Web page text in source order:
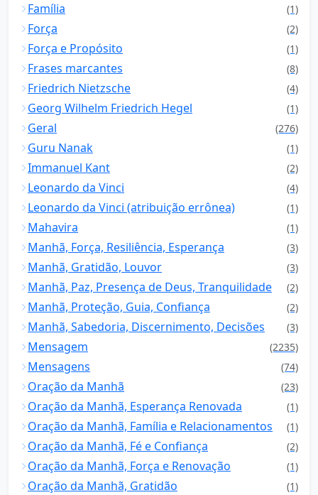
Família (1)
Força (2)
Força e Propósito (1)
Frases marcantes (8)
Friedrich Nietzsche (4)
Georg Wilhelm Friedrich Hegel (1)
Geral (276)
Guru Nanak (1)
Immanuel Kant (2)
Leonardo da Vinci (4)
Leonardo da Vinci (atribuição errônea) (1)
Mahavira (1)
Manhã, Força, Resiliência, Esperança (3)
Manhã, Gratidão, Louvor (3)
Manhã, Paz, Presença de Deus, Tranquilidade (2)
Manhã, Proteção, Guia, Confiança (2)
Manhã, Sabedoria, Discernimento, Decisões (3)
Mensagem (2235)
Mensagens (74)
Oração da Manhã (23)
Oração da Manhã, Esperança Renovada (1)
Oração da Manhã, Família e Relacionamentos (1)
Oração da Manhã, Fé e Confiança (2)
Oração da Manhã, Força e Renovação (1)
Oração da Manhã, Gratidão (1)